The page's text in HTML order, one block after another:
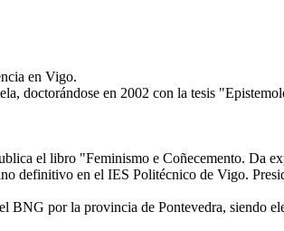
en Vigo.
doctorándose en 2002 con la tesis
el libro "Feminismo e Coñecemento. Da
definitivo en el IES Politécnico de Vigo.
BNG por la provincia de Pontevedra, siendo